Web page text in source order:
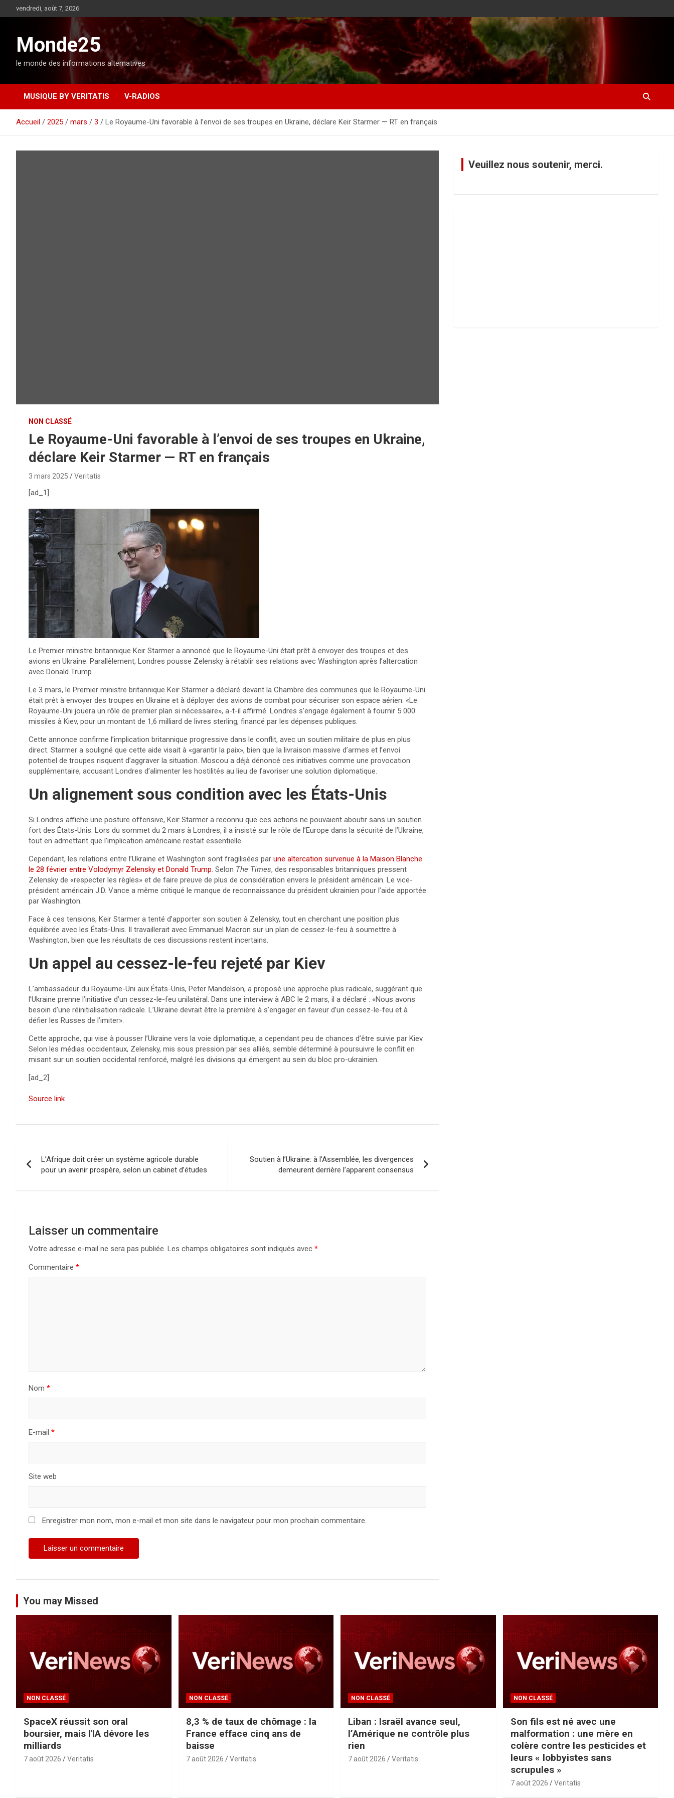
l
t
vendredi, août 7, 2026
Monde25
le monde des informations alternatives
MUSIQUE BY VERITATIS V-RADIOS
Accueil 2025 mars 3 Le Royaume-Uni favorable à l’envoi de ses troupes en Ukraine, déclare Keir Starmer — RT en français
NON CLASSÉ
Le Royaume-Uni favorable à l’envoi de ses troupes en Ukraine,
déclare Keir Starmer — RT en français
3 mars 2025 Veritatis
[ad_1]
Le Premier ministre britannique Keir Starmer a annoncé que le Royaume-Uni était prêt à envoyer des troupes et des
avions en Ukraine. Parallèlement, Londres pousse Zelensky à rétablir ses relations avec Washington après l’altercation
avec Donald Trump.
Le 3 mars, le Premier ministre britannique Keir Starmer a déclaré devant la Chambre des communes que le Royaume-Uni
était prêt à envoyer des troupes en Ukraine et à déployer des avions de combat pour sécuriser son espace aérien. «Le
Royaume-Uni jouera un rôle de premier plan si nécessaire», a-t-il affirmé. Londres s’engage également à fournir 5 000
missiles à Kiev, pour un montant de 1,6 milliard de livres sterling, financé par les dépenses publiques.
Cette annonce confirme l’implication britannique progressive dans le conflit, avec un soutien militaire de plus en plus
direct. Starmer a souligné que cette aide visait à «garantir la paix», bien que la livraison massive d’armes et l’envoi
potentiel de troupes risquent d’aggraver la situation. Moscou a déjà dénoncé ces initiatives comme une provocation
supplémentaire, accusant Londres d’alimenter les hostilités au lieu de favoriser une solution diplomatique.
Un alignement sous condition avec les États-Unis
Si Londres affiche une posture offensive, Keir Starmer a reconnu que ces actions ne pouvaient aboutir sans un soutien
fort des États-Unis. Lors du sommet du 2 mars à Londres, il a insisté sur le rôle de l’Europe dans la sécurité de l’Ukraine,
tout en admettant que l’implication américaine restait essentielle.
Cependant, les relations entre l’Ukraine et Washington sont fragilisées par une altercation survenue à la Maison Blanche
le 28 février entre Volodymyr Zelensky et Donald Trump. Selon The Times, des responsables britanniques pressent
Zelensky de «respecter les règles» et de faire preuve de plus de considération envers le président américain. Le vice-
président américain J.D. Vance a même critiqué le manque de reconnaissance du président ukrainien pour l’aide apportée
par Washington.
Face à ces tensions, Keir Starmer a tenté d’apporter son soutien à Zelensky, tout en cherchant une position plus
équilibrée avec les États-Unis. Il travaillerait avec Emmanuel Macron sur un plan de cessez-le-feu à soumettre à
Washington, bien que les résultats de ces discussions restent incertains.
Un appel au cessez-le-feu rejeté par Kiev
L’ambassadeur du Royaume-Uni aux États-Unis, Peter Mandelson, a proposé une approche plus radicale, suggérant que
l’Ukraine prenne l’initiative d’un cessez-le-feu unilatéral. Dans une interview à ABC le 2 mars, il a déclaré : «Nous avons
besoin d’une réinitialisation radicale. L’Ukraine devrait être la première à s’engager en faveur d’un cessez-le-feu et à
défier les Russes de l’imiter».
Cette approche, qui vise à pousser l’Ukraine vers la voie diplomatique, a cependant peu de chances d’être suivie par Kiev.
Selon les médias occidentaux, Zelensky, mis sous pression par ses alliés, semble déterminé à poursuivre le conflit en
misant sur un soutien occidental renforcé, malgré les divisions qui émergent au sein du bloc pro-ukrainien.
[ad_2]
Source link
v
L’Afrique doit créer un système agricole durable
pour un avenir prospère, selon un cabinet d’études
Soutien à l’Ukraine: à l’Assemblée, les divergences
demeurent derrière l’apparent consensus
Laisser un commentaire
Votre adresse e-mail ne sera pas publiée. Les champs obligatoires sont indiqués avec *
Commentaire *
Nom *
E-mail *
Site web
Enregistrer mon nom, mon e-mail et mon site dans le navigateur pour mon prochain commentaire.
Veuillez nous soutenir, merci.
You may Missed
NON CLASSÉ
SpaceX réussit son oral
boursier, mais l'IA dévore les
milliards
7 août 2026 Veritatis
NON CLASSÉ
8,3 % de taux de chômage : la
France efface cinq ans de
baisse
7 août 2026 Veritatis
NON CLASSÉ
Liban : Israël avance seul,
l’Amérique ne contrôle plus
rien
7 août 2026 Veritatis
NON CLASSÉ
Son fils est né avec une
malformation : une mère en
colère contre les pesticides et
leurs « lobbyistes sans
scrupules »
7 août 2026 Veritatis